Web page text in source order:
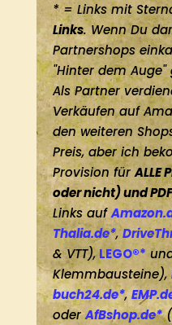
* = Links mit
Links. Wenn Du
Partnershops
"Hinter dem
Als Partner
Verkäufen auf
den weiteren
Preis, aber ich
Provision fürALLE
oder nicht) und
Links auf
Thalia.de*,
& VTT),LEGO®*
Klemmbausteine),
buch24.de*,
oderAfBshop.de*